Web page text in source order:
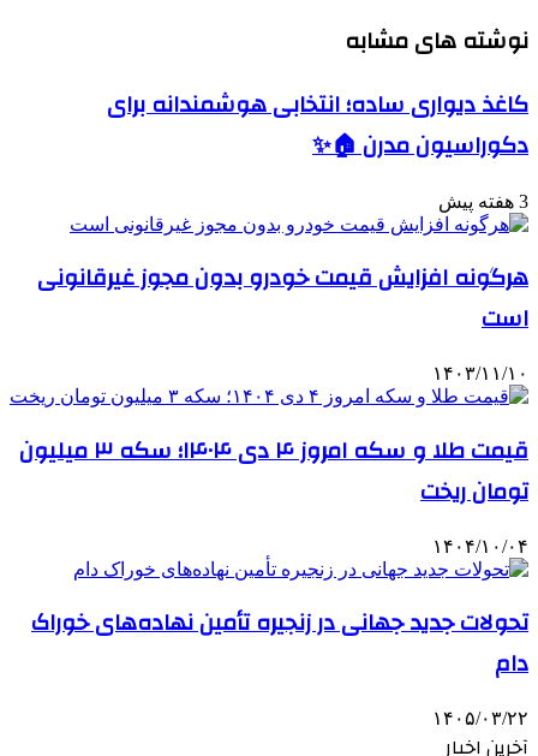
نوشته های مشابه
کاغذ دیواری ساده؛ انتخابی هوشمندانه برای
دکوراسیون مدرن 🏠✨
3 هفته پیش
هرگونه افزایش قیمت خودرو بدون مجوز غیرقانونی
است
۱۴۰۳/۱۱/۱۰
قیمت طلا و سکه امروز ۴ دی ۱۴۰۴؛ سکه ۳ میلیون
تومان ریخت
۱۴۰۴/۱۰/۰۴
تحولات جدید جهانی در زنجیره تأمین نهاده‌های خوراک
دام
۱۴۰۵/۰۳/۲۲
آخرین اخبار